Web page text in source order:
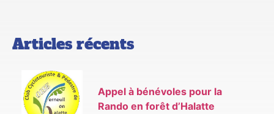
Articles récents
Appel à bénévoles pour la
Rando en forêt d’Halatte